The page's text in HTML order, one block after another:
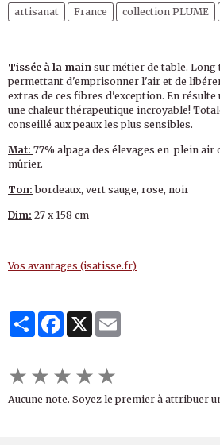
artisanat
France collection PLUME
Tissée à la main sur métier de table.
permettant d'emprisonner l'air et de
extras de ces fibres d'exception. En
une chaleur thérapeutique incroyable!
conseillé aux peaux les plus sensibles.
Mat: 77% alpaga des élevages en plein air
mûrier.
Ton: bordeaux, vert sauge, rose, noir
Dim: 27 x 158 cm
Vos avantages (isatisse.fr)
PartagerFacebook
X
★★★★★
Aucune note. Soyez le premier à attribuer